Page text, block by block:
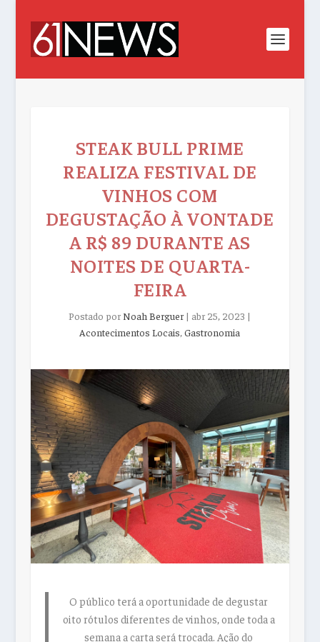
STEAK BULL PRIME
REALIZA FESTIVAL DE
VINHOS COM
DEGUSTAÇÃO À VONTADE
A R$ 89 DURANTE AS
NOITES DE QUARTA-
FEIRA
Postado por Noah Berguer| abr 25, 2023 |
Acontecimentos Locais,Gastronomia
O público terá a oportunidade de degustar
oito rótulos diferentes de vinhos, onde toda a
semana a carta será trocada. Ação do